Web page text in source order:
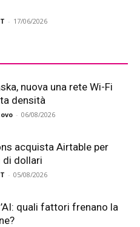
- 17/06/2026
nuova una rete Wi-Fi
densità
- 06/08/2026
acquista Airtable per
di dollari
- 05/08/2026
quali fattori frenano la